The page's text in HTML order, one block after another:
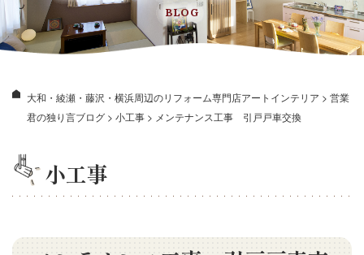
BLOG
大和・綾瀬・藤沢・横浜周辺のリフォーム専門店アートインテリア > 営業
君の独り言ブログ > 小工事 > メンテナンス工事 引戸戸車交換
小工事